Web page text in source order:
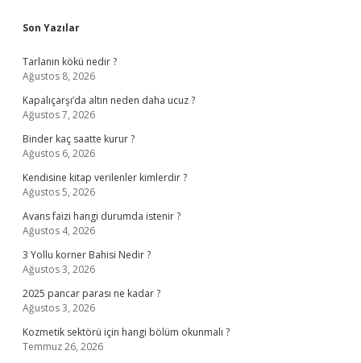
Sidebar
Son Yazılar
Tarlanın kökü nedir ?
Ağustos 8, 2026
Kapalıçarşı’da altın neden daha ucuz ?
Ağustos 7, 2026
Binder kaç saatte kurur ?
Ağustos 6, 2026
Kendisine kitap verilenler kimlerdir ?
Ağustos 5, 2026
Avans faizi hangi durumda istenir ?
Ağustos 4, 2026
3 Yollu korner Bahisi Nedir ?
Ağustos 3, 2026
2025 pancar parası ne kadar ?
Ağustos 3, 2026
Kozmetik sektörü için hangi bölüm okunmalı ?
Temmuz 26, 2026